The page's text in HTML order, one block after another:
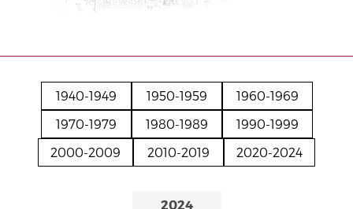
1940-1949 1950-1959
1960-1969
1970-1979
1980-1989
1990-1999
2000-2009
2010-2019 2020-2024
2024